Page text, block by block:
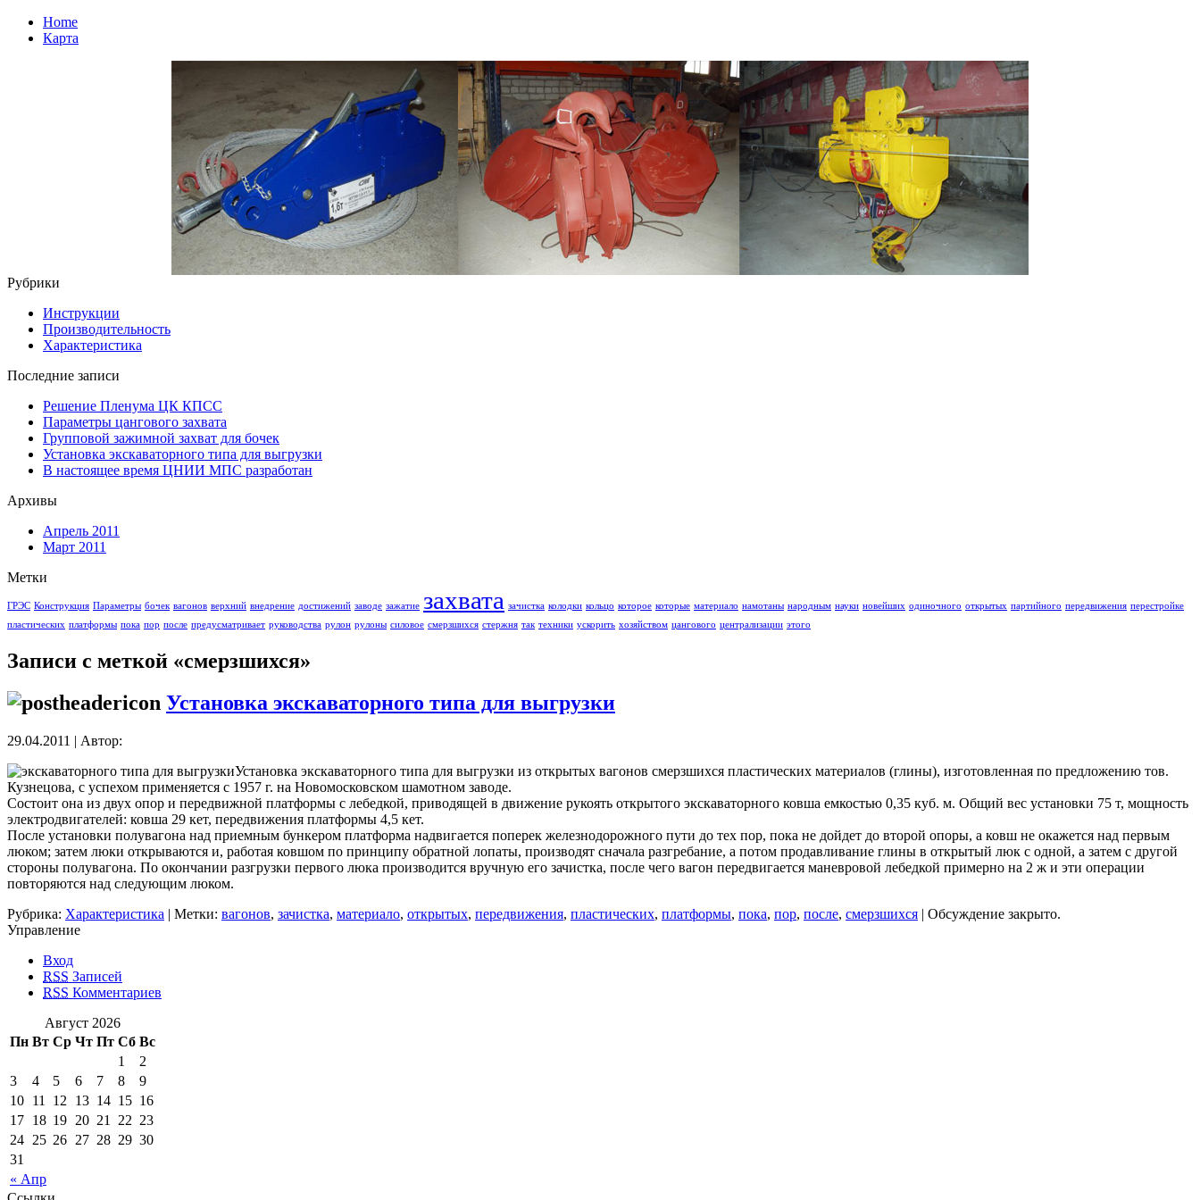
Home
Карта
Рубрики
Инструкции
Производительность
Характеристика
Последние записи
Решение Пленума ЦК КПСС
Параметры цангового захвата
Групповой зажимной захват для бочек
Установка экскаваторного типа для выгрузки
В настоящее время ЦНИИ МПС разработан
Архивы
Апрель 2011
Март 2011
Метки
ГРЭС Конструкция Параметры бочек вагонов верхний внедрение достижений заводе зажатие захвата зачистка колодки кольцо которое которые материало намотаны народным науки новейших одиночного открытых партийного передвижения перестройке
пластических платформы пока пор после предусматривает руководства рулон рулоны силовое смерзшихся стержня так техники ускорить хозяйством цангового централизации этого
Записи с меткой «смерзшихся»
Установка экскаваторного типа для выгрузки
29.04.2011 | Автор:
Установка экскаваторного типа для выгрузки из открытых вагонов смерзшихся пластических материалов (глины), изготовленная по предложению тов.
Кузнецова, с успехом применяется с 1957 г. на Новомосковском шамотном заводе.
Состоит она из двух опор и передвижной платформы с лебедкой, приводящей в движение рукоять открытого экскаваторного ковша емкостью 0,35 куб. м. Общий вес установки 75 т, мощность
электродвигателей: ковша 29 кет, передвижения платформы 4,5 кет.
После установки полувагона над приемным бункером платформа надвигается поперек железнодорожного пути до тех пор, пока не дойдет до второй опоры, а ковш не окажется над первым
люком; затем люки открываются и, работая ковшом по принципу обратной лопаты, производят сначала разгребание, а потом продавливание глины в открытый люк с одной, а затем с другой
стороны полувагона. По окончании разгрузки первого люка производится вручную его зачистка, после чего вагон передвигается маневровой лебедкой примерно на 2 ж и эти операции
повторяются над следующим люком.
Рубрика: Характеристика | Метки: вагонов, зачистка, материало, открытых, передвижения, пластических, платформы, пока, пор, после, смерзшихся | Обсуждение закрыто.
Управление
Вход
RSS Записей
RSS Комментариев
Август 2026
Пн Вт Ср Чт Пт Сб Вс
« Апр
1
2
3
4 5 6 7 8
9
10 11 12 13 14 15 16
17 18 19 20 21 22 23
24 25 26 27 28 29 30
31